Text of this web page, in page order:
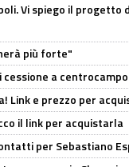
Vi spiego il progetto
più forte"
cessione a centrocampo
Link e prezzo per
il link per acquistarla
per Sebastiano